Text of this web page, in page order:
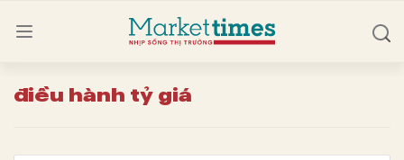
điều hành tỷ giá